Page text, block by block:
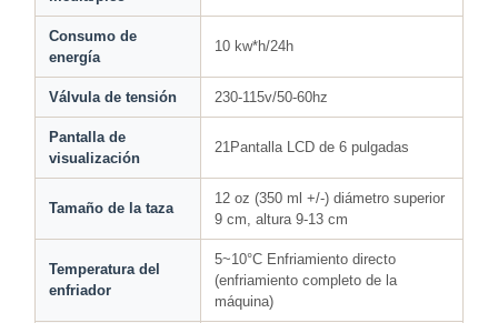
Consumo de
energía
10 kw*h/24h
Válvula de tensión 230-115v/50-60hz
Pantalla de
visualización
21Pantalla LCD de 6 pulgadas
Tamaño de la taza
12 oz (350 ml +/-) diámetro superior
9 cm, altura 9-13 cm
Temperatura del
enfriador
5~10°C Enfriamiento directo
(enfriamiento completo de la
máquina)